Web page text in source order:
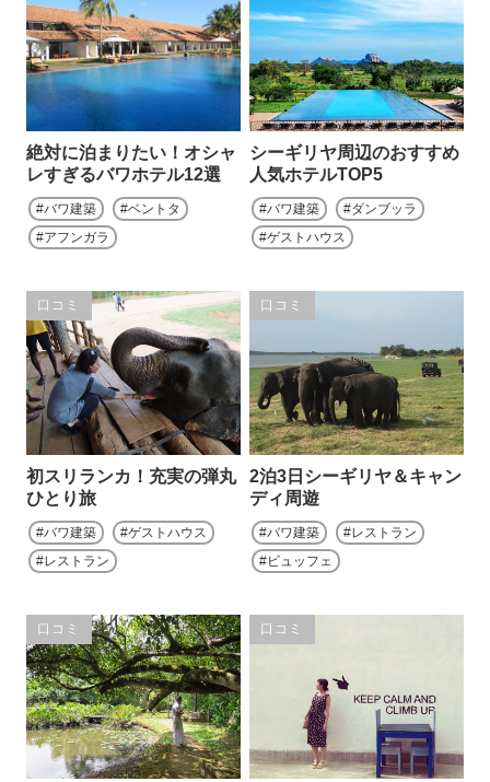
絶対に泊まりたい！オシャ
レすぎるバワホテル12選
バワ建築
ベントタ
アフンガラ
シーギリヤ周辺のおすすめ
人気ホテルTOP5
バワ建築
ダンブッラ
ゲストハウス
初スリランカ！充実の弾丸
ひとり旅
口コミ
バワ建築
ゲストハウス
レストラン
2泊3日シーギリヤ＆キャン
ディ周遊
口コミ
バワ建築
レストラン
ビュッフェ
口コミ 口コミ